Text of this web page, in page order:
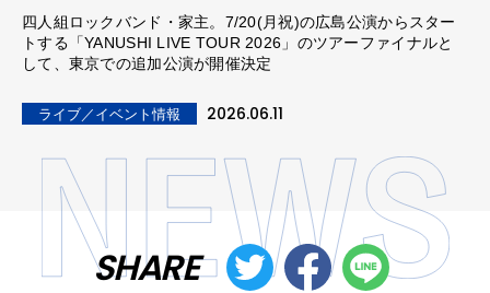
四人組ロックバンド・家主。7/20(月祝)の広島公演からスター
トする「YANUSHI LIVE TOUR 2026」のツアーファイナルと
して、東京での追加公演が開催決定
ライブ／イベント情報 2026.06.11
SHARE